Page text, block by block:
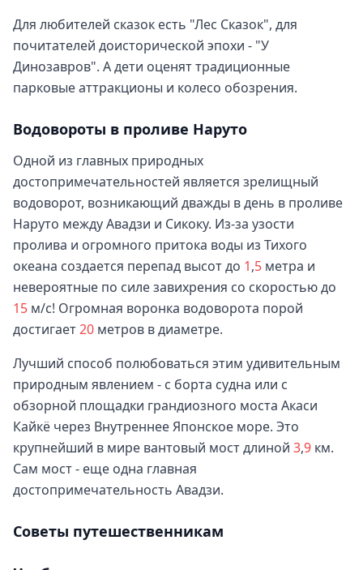
Для любителей сказок есть "Лес Сказок", для
почитателей доисторической эпохи - "У
Динозавров". А дети оценят традиционные
парковые аттракционы и колесо обозрения.
Водовороты в проливе Наруто
Одной из главных природных
достопримечательностей является зрелищный
водоворот, возникающий дважды в день в проливе
Наруто между Авадзи и Сикоку. Из-за узости
пролива и огромного притока воды из Тихого
океана создается перепад высот до 1,5 метра и
невероятные по силе завихрения со скоростью до
15 м/с! Огромная воронка водоворота порой
достигает20 метров в диаметре.
Лучший способ полюбоваться этим удивительным
природным явлением - с борта судна или с
обзорной площадки грандиозного моста Акаси
Кайкё через Внутреннее Японское море. Это
крупнейший в мире вантовый мост длиной 3,9 км.
Сам мост - еще одна главная
достопримечательность Авадзи.
Советы путешественникам